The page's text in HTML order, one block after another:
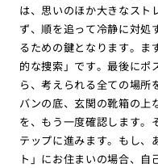
は、思いのほか大きなスト
ず、順を追って冷静に対処
るための鍵となります。ま
的な捜索」です。最後にポ
ら、考えられる全ての場所
バンの底、玄関の靴箱の上
を、もう一度確認します。
テップに進みます。もし、
ト」にお住まいの場合、